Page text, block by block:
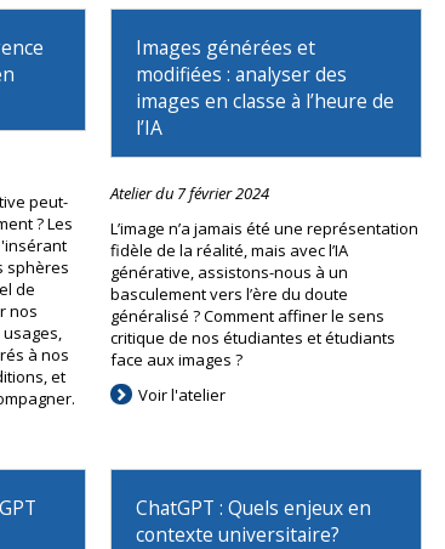
peut-
? Les
sphères
de
nos
à nos
et
Images générées et
modifiées : analyser des
images en classe à l’heure de
l’IA
Atelier du 7 février 2024
L’image n’a jamais été une représentation
fidèle de la réalité, mais avec l’IA
générative, assistons-nous à un
basculement vers l’ère du doute
généralisé ? Comment affiner le sens
critique de nos étudiantes et étudiants
face aux images ?
Voir l'atelier
ChatGPT : Quels enjeux en
contexte universitaire?